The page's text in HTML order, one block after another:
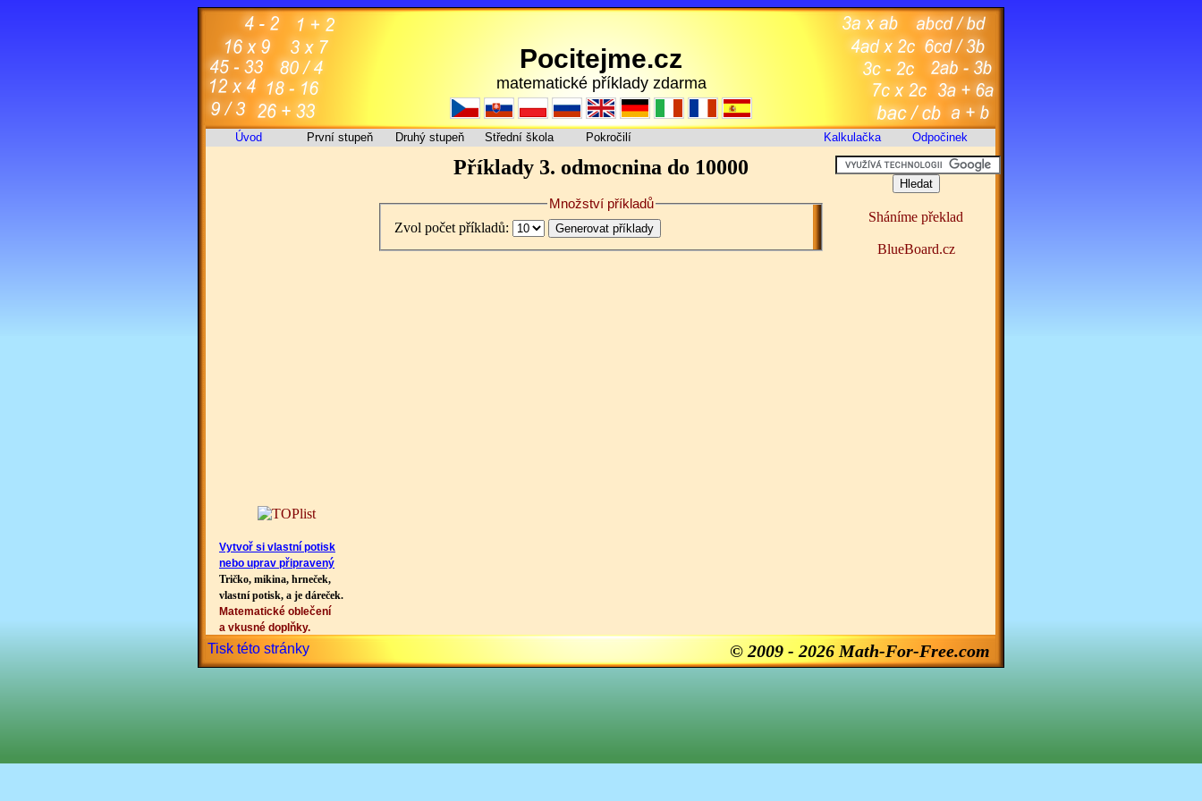
Pocitejme.cz
matematické příklady zdarma
Úvod První stupeň Druhý stupeň Střední škola Pokročilí Kalkulačka Odpočinek
Vytvoř si vlastní potisk
nebo uprav připravený
Tričko, mikina, hrneček,
vlastní potisk, a je dáreček.
Matematické oblečení
a vkusné doplňky.
Sháníme překlad
BlueBoard.cz
Příklady 3. odmocnina do 10000
Množství příkladů
Zvol počet příkladů:
© 2009 - 2026 Math-For-Free.com
Tisk této stránky